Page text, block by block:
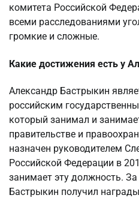
комитета Российской
всеми расследованиями
громкие и сложные.
Какие достижения есть у
Александр Бастрыкин
российским
который занимал и
правительстве и
назначен руководителем
Российской Федерации в
занимает эту должность.
Бастрыкин получил